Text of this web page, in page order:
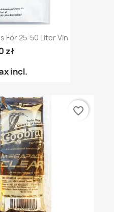
För 25-50 Liter Vin
zł
incl.
favorite_border